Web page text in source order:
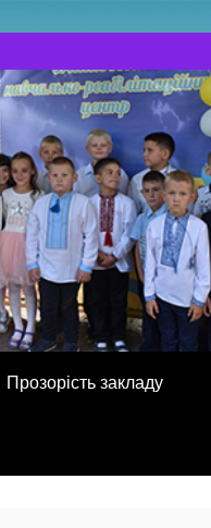
Прозорість закладу